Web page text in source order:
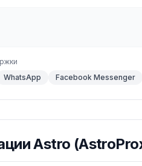
WhatsApp Facebook Messenger
Astro